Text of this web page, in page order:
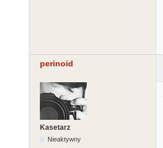
perinoid
Kasetarz
Nieaktywny